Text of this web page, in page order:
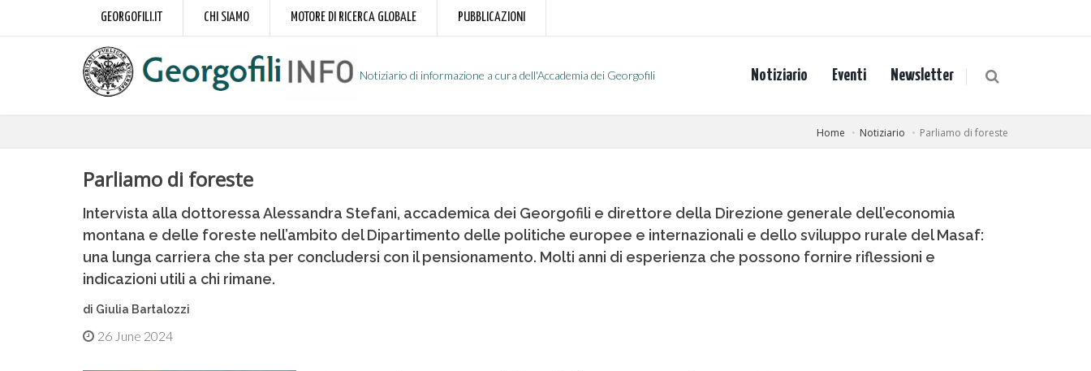
GEORGOFILI.IT CHI SIAMO MOTORE DI RICERCA GLOBALE PUBBLICAZIONI
Notiziario di informazione a cura dell'Accademia dei Georgofili Notiziario Eventi Newsletter
Home Notiziario Parliamo di foreste
Parliamo di foreste
Intervista alla dottoressa Alessandra Stefani, accademica dei Georgofili e direttore della Direzione generale dell’economia
montana e delle foreste nell’ambito del Dipartimento delle politiche europee e internazionali e dello sviluppo rurale del Masaf:
una lunga carriera che sta per concludersi con il pensionamento. Molti anni di esperienza che possono fornire riflessioni e
indicazioni utili a chi rimane.
di Giulia Bartalozzi
26 June 2024